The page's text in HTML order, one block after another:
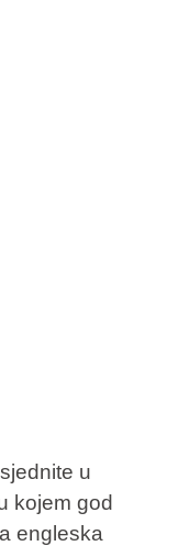
u
kojem god
engleska